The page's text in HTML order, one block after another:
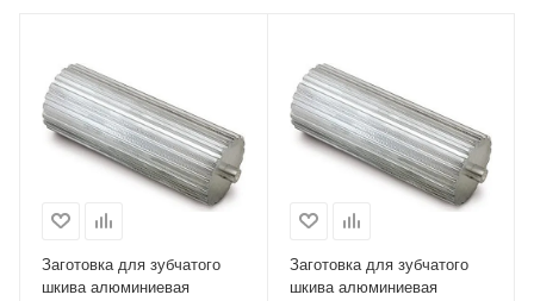
Заготовка для зубчатого
шкива алюминиевая
Заготовка для зубчатого
шкива алюминиевая